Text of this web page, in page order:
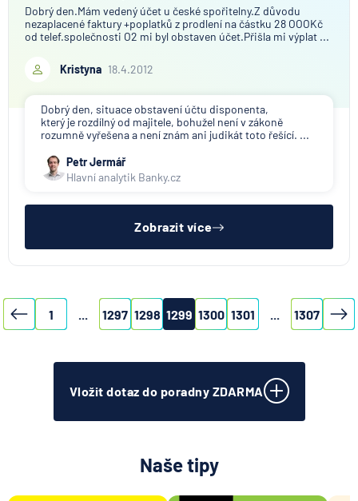
Dobrý den.Mám vedený účet u české spořitelny.Z důvodu
nezaplacené faktury +poplatků z prodlení na částku 28 OOOKč
od telef.společnosti O2 mi byl obstaven účet.Přišla mi výplat ...
Kristyna 18.4.2012
Dobrý den, situace obstavení účtu disponenta,
který je rozdílný od majitele, bohužel není v zákoně
rozumně vyřešena a není znám ani judikát toto řešící. ...
Petr Jermář
Hlavní analytik Banky.cz
Zobrazit více
1 1297 1298 1299 1300 1301 1307
Vložit dotaz do poradny ZDARMA
Naše tipy